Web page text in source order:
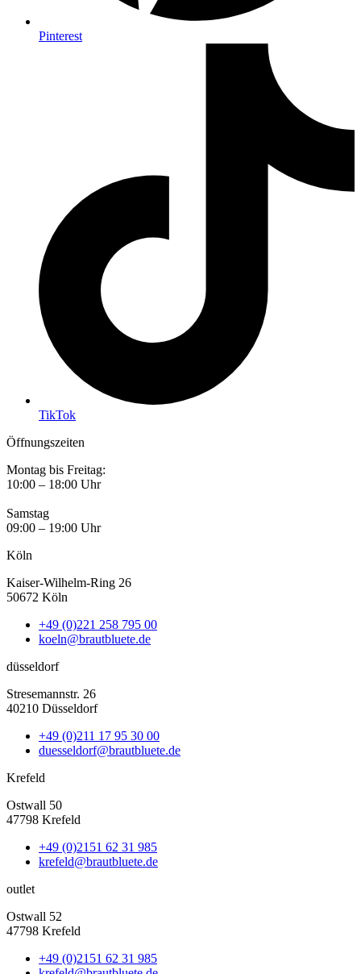
Pinterest
TikTok
Öffnungszeiten
Montag bis Freitag:
10:00 – 18:00 Uhr
Samstag
09:00 – 19:00 Uhr
Köln
Kaiser-Wilhelm-Ring 26
50672 Köln
+49 (0)221 258 795 00
koeln@brautbluete.de
düsseldorf
Stresemannstr. 26
40210 Düsseldorf
+49 (0)211 17 95 30 00
duesseldorf@brautbluete.de
Krefeld
Ostwall 50
47798 Krefeld
+49 (0)2151 62 31 985
krefeld@brautbluete.de
outlet
Ostwall 52
47798 Krefeld
+49 (0)2151 62 31 985